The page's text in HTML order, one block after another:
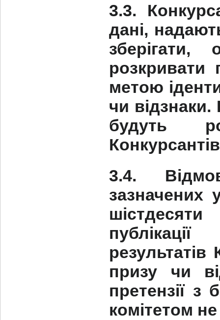
3.3.
дані,
зберігати,
розкривати
метою
чи відзнаки.
будуть
3.4.
зазначених
результатів
призу чи
претензії з
комітетом